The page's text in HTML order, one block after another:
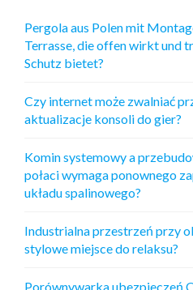
Pergola aus Polen mit
Terrasse, die offen wirkt und
Schutz bietet?
Czy internet może zwalniać
aktualizacje konsoli do gier?
Komin systemowy a
połaci wymaga ponownego
układu spalinowego?
Industrialna przestrzeń przy
stylowe miejsce do relaksu?
Porównywarka ubezpieczeń